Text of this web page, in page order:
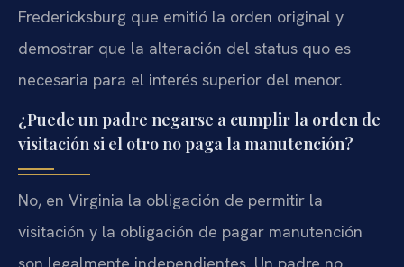
Fredericksburg que emitió la orden original y
demostrar que la alteración del status quo es
necesaria para el interés superior del menor.
¿Puede un padre negarse a cumplir la orden de
visitación si el otro no paga la manutención?
No, en Virginia la obligación de permitir la
visitación y la obligación de pagar manutención